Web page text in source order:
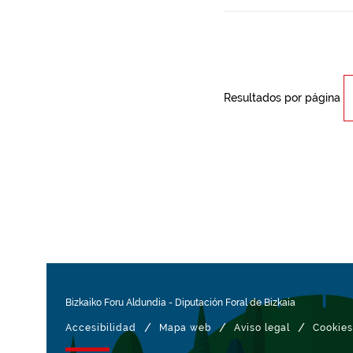
Resultados por página
Bizkaiko Foru Aldundia - Diputación Foral de Bizkaia
Accesibilidad / Mapa web / Aviso legal / Cookies